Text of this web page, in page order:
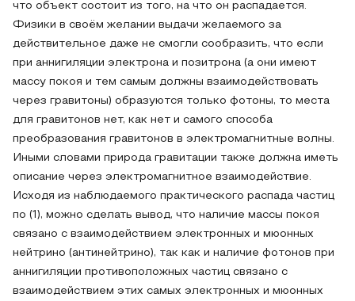
что объект состоит из того, на что он распадается.
Физики в своём желании выдачи желаемого за
действительное даже не смогли сообразить, что если
при аннигиляции электрона и позитрона (а они имеют
массу покоя и тем самым должны взаимодействовать
через гравитоны) образуются только фотоны, то места
для гравитонов нет, как нет и самого способа
преобразования гравитонов в электромагнитные волны.
Иными словами природа гравитации также должна иметь
описание через электромагнитное взаимодействие.
Исходя из наблюдаемого практического распада частиц
по (1), можно сделать вывод, что наличие массы покоя
связано с взаимодействием электронных и мюонных
нейтрино (антинейтрино), так как и наличие фотонов при
аннигиляции противоположных частиц связано с
взаимодействием этих самых электронных и мюонных